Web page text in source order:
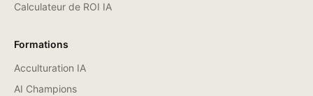
Calculateur de ROI IA
Formations
Acculturation IA
AI Champions